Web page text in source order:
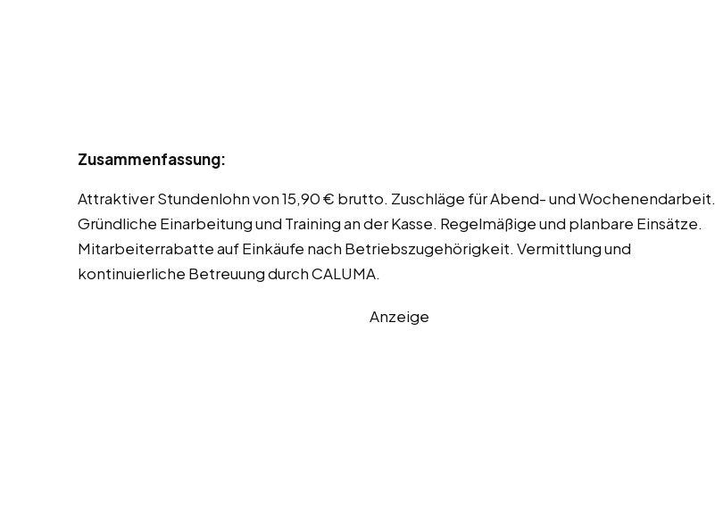
Zusammenfassung:
Attraktiver Stundenlohn von 15,90 € brutto. Zuschläge für Abend- und Wochenendarbeit.
Gründliche Einarbeitung und Training an der Kasse. Regelmäßige und planbare Einsätze.
Mitarbeiterrabatte auf Einkäufe nach Betriebszugehörigkeit. Vermittlung und
kontinuierliche Betreuung durch CALUMA.
Anzeige